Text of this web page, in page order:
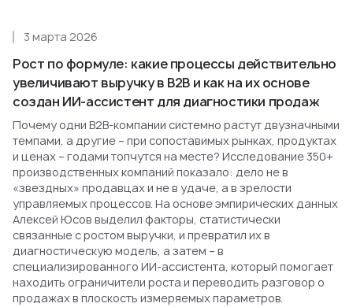
Рост по формуле: какие процессы действительно
увеличивают выручку в B2B и как на их основе
создан ИИ-ассистент для диагностики продаж
3 марта 2026
Почему одни B2B-компании системно растут двузначными
темпами, а другие – при сопоставимых рынках, продуктах
и ценах – годами топчутся на месте? Исследование 350+
производственных компаний показало: дело не в
«звездных» продавцах и не в удаче, а в зрелости
управляемых процессов. На основе эмпирических данных
Алексей Юсов выделил факторы, статистически
связанные с ростом выручки, и превратил их в
диагностическую модель, а затем – в
специализированного ИИ-ассистента, который помогает
находить ограничители роста и переводить разговор о
продажах в плоскость измеряемых параметров.